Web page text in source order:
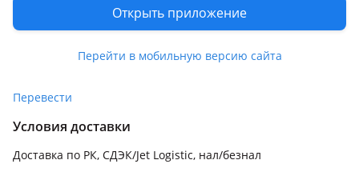
Открыть приложение
Перейти в мобильную версию сайта
Внимание! Находимся в Астане — отправка в другие
города регионы через транспортные компании. По
актуальной ЦЕНЕ (Стоимости) уточняйте у менеджера по
Перевести
Условия доставки
Доставка по РК, СДЭК/Jet Logistic, нал/безнал